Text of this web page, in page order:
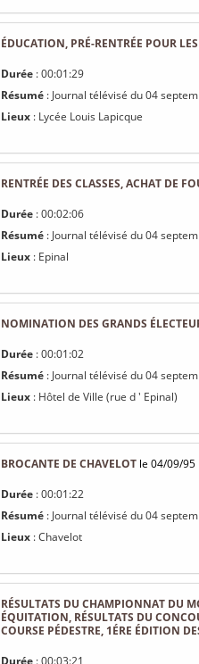
ÉDUCATION, PRÉ-RENTRÉE POUR
Durée : 00:01:29
Résumé : Journal télévisé du 04
Lieux : Lycée Louis Lapicque
RENTRÉE DES CLASSES, ACHAT DE
Durée : 00:02:06
Résumé : Journal télévisé du 04
Lieux : Epinal
NOMINATION DES GRANDS
Durée : 00:01:02
Résumé : Journal télévisé du 04
Lieux : Hôtel de Ville (rue d ' Epinal)
BROCANTE DE CHAVELOT le 04/09/95
Durée : 00:01:22
Résumé : Journal télévisé du 04
Lieux : Chavelot
RÉSULTATS DU CHAMPIONNAT DU
ÉQUITATION, RÉSULTATS DU
COURSE PÉDESTRE, 1ÉRE ÉDITION
Durée : 00:03:21